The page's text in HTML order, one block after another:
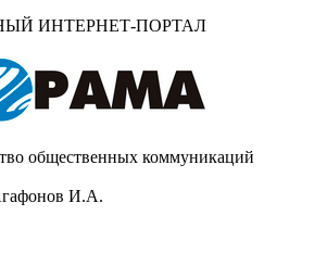
ИНТЕРНЕТ-ПОРТАЛ
общественных коммуникаций
И.А.